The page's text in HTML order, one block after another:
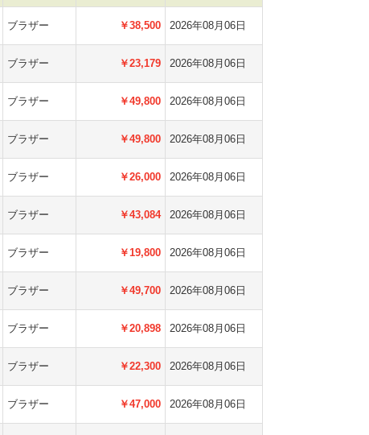
ブラザー ￥38,500 2026年08月06日
ブラザー ￥23,179 2026年08月06日
ブラザー ￥49,800 2026年08月06日
ブラザー ￥49,800 2026年08月06日
ブラザー ￥26,000 2026年08月06日
ブラザー ￥43,084 2026年08月06日
ブラザー ￥19,800 2026年08月06日
ブラザー ￥49,700 2026年08月06日
ブラザー ￥20,898 2026年08月06日
ブラザー ￥22,300 2026年08月06日
ブラザー ￥47,000 2026年08月06日